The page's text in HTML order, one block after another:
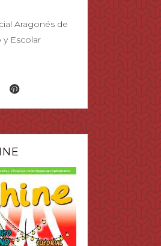
Aragonés de
y Escolar